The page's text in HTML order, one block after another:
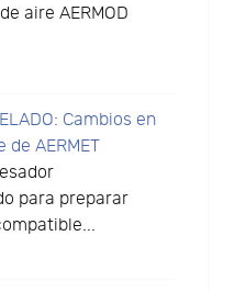
aire AERMOD
Cambios en
AERMET
para preparar